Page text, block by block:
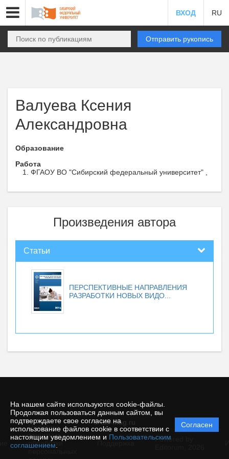
На нашем сайте используются cookie-файлы.
Продолжая пользоваться данным сайтом, вы
подтверждаете свое согласие на
использование файлов cookie в соответствии с
настоящим уведомлением и Пользовательским
соглашением
Согласен
ВХОД RU
Отправить рукопись
Валуева Ксения
Александровна
Образование
Работа
ФГАОУ ВО "Сибирский федеральный университет" ,
Произведения автора
Статьи
ПЕРСПЕКТИВНЫЕ НАПРАВЛЕНИЯ
РАЗРАБОТКИ НОВЫХ ВИДО...
© tsfi-mag.ru
Политика
защиты и
обработки
Powered by